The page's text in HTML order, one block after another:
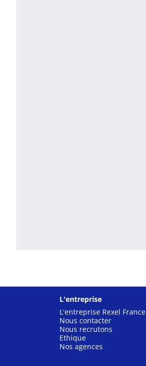
L'entreprise
L'entreprise Rexel France
Nous contacter
Nous recrutons
Ethique
Nos agences